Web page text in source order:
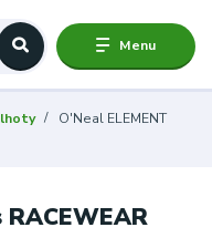
Menu
O'Neal ELEMENT